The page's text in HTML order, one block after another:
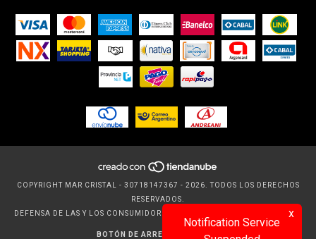
COPYRIGHT MAR CRISTAL - 30718147367 - 2026. TODOS LOS DERECHOS
RESERVADOS.
DEFENSA DE LAS Y LOS CONSUMIDORES. PARA RECLAMOS
INGRESÁ ACÁ.
BOTÓN DE ARREPENTIMIENTO
x
Notification Service